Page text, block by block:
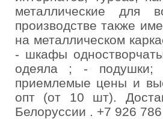
металлические для
производстве также
на металлическом
- шкафы
одеяла ; - подушки;
приемлемые цены и
опт (от 10 шт).
Белоруссии . +7 926